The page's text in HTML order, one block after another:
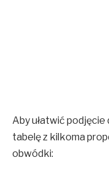
Aby ułatwić
tabelę z kilkoma
obwódki: